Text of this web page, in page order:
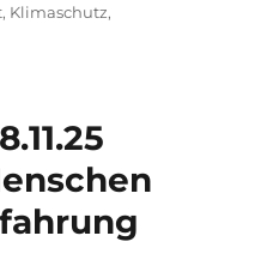
, Klimaschutz,